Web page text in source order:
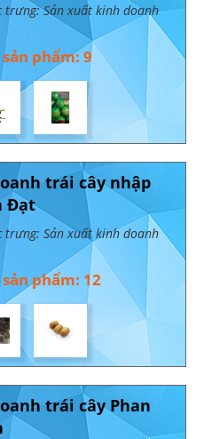
trưng: Sản xuất kinh doanh
sản phẩm: 9
trái cây nhập
Đạt
trưng: Sản xuất kinh doanh
sản phẩm: 12
trái cây Phan